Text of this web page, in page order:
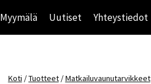
Myymälä Uutiset Yhteystiedot
Koti /Tuotteet /Matkailuvaunutarvikkeet